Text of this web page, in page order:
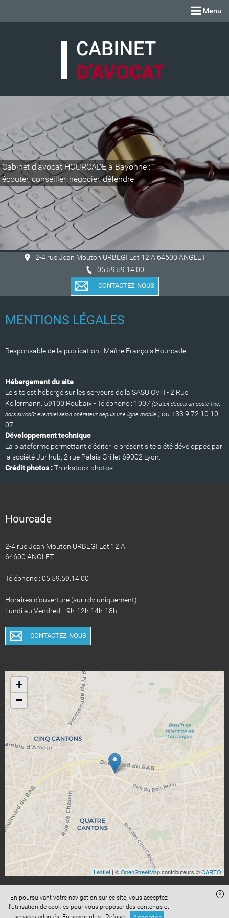
Menu
Cabinet d'avocat HOURCADE à Bayonne :
écouter, conseiller, négocier, défendre
2-4 rue Jean Mouton URBEGI Lot 12 A 64600 ANGLET
05.59.59.14.00
CONTACTEZ-NOUS
MENTIONS LÉGALES
Responsable de la publication : Maître François Hourcade
Hébergement du site
Le site est hébergé sur les serveurs de la SASU OVH - 2 Rue
Kellermann, 59100 Roubaix - Téléphone : 1007 (Gratuit depuis un poste fixe,
hors surcoût éventuel selon opérateur depuis une ligne mobile.) ou +33 9 72 10 10
07
Développement technique
La plateforme permettant d'éditer le présent site a été développée par
la société Jurihub, 2 rue Palais Grillet 69002 Lyon.
Crédit photos :Thinkstock photos
Hourcade
2-4 rue Jean Mouton URBEGI Lot 12 A
64600 ANGLET
Téléphone : 05.59.59.14.00
Horaires d'ouverture (sur rdv uniquement) :
Lundi au Vendredi : 9h-12h 14h-18h
CONTACTEZ-NOUS
+
−
Leaflet | ©OpenStreetMapcontributeurs ©CARTO
Accès administration Confidentialité
Conditions Générales de Vente
En poursuivant votre navigation sur ce site, vous acceptez
l'utilisation de cookies pour vous proposer des contenus et
x